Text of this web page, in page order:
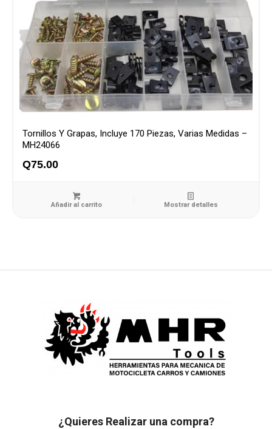
Tornillos Y Grapas, Incluye 170 Piezas, Varias Medidas –
MH24066
Q75.00
Añadir al carrito Mostrar detalles
¿Quieres Realizar una compra?